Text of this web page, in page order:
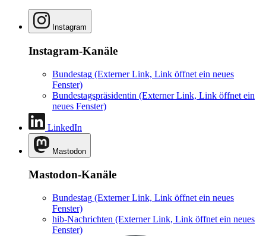
Instagram
Instagram-Kanäle
Bundestag (Externer Link, Link öffnet ein neues
Fenster)
Bundestagspräsidentin (Externer Link, Link öffnet ein
neues Fenster)
LinkedIn
Mastodon
Mastodon-Kanäle
Bundestag (Externer Link, Link öffnet ein neues
Fenster)
hib-Nachrichten (Externer Link, Link öffnet ein neues
Fenster)